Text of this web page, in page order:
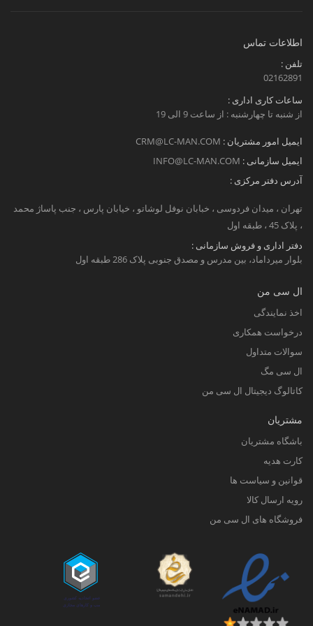
اطلاعات تماس
تلفن :
02162891
ساعات کاری اداری :
از شنبه تا چهارشنبه : از ساعت 9 الی 19
ایمیل امور مشتریان : CRM@LC-MAN.COM
ایمیل سازمانی : INFO@LC-MAN.COM
آدرس دفتر مرکزی :
تهران ، میدان فردوسی ، خبابان نوفل لوشاتو ، خیابان پارس ، جنب پاساژ محمد
، پلاک 45 ، طبقه اول
دفتر اداری و فروش سازمانی :
بلوار میرداماد، بین مدرس و مصدق جنوبی پلاک 286 طبقه اول
ال سی من
اخذ نمایندگی
درخواست همکاری
سوالات متداول
ال سی مگ
کاتالوگ دیجیتال ال سی من
مشتریان
باشگاه مشتریان
کارت هدیه
قوانین و سیاست ها
رویه ارسال کالا
فروشگاه های ال سی من